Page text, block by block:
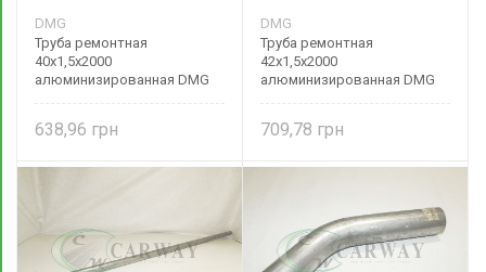
DMG
Труба ремонтная
40х1,5х2000
алюминизированная DMG
638,96
DMG
Труба ремонтная
42х1,5х2000
алюминизированная DMG
709,78